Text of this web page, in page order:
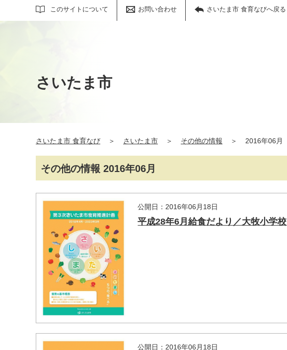
このサイトについて お問い合わせ さいたま市 食育なびへ戻る
サイト内検索
さいたま市
さいたま市 食育なび ＞ さいたま市 ＞ その他の情報 ＞ 2016年06月
その他の情報 2016年06月
公開日：2016年06月18日
平成28年6月給食だより／大牧小学校
公開日：2016年06月18日